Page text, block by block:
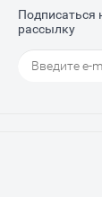
Подписаться
рассылку